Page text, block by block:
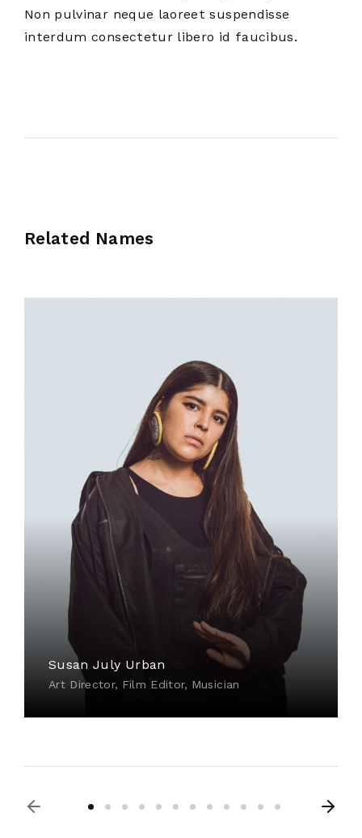
Non pulvinar neque laoreet suspendisse
interdum consectetur libero id faucibus.
Related Names
Susan July Urban
Art Director Film Editor Musician